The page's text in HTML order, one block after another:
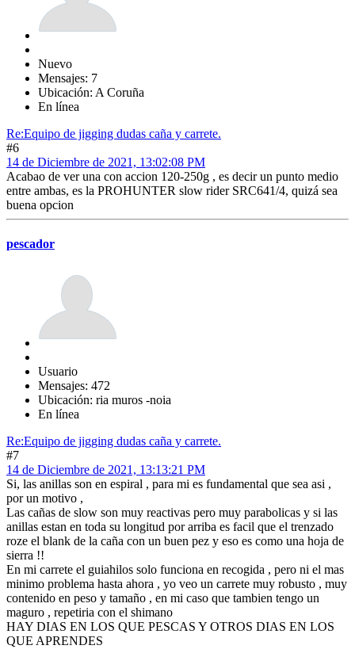
Nuevo
Mensajes: 7
Ubicación: A Coruña
En línea
Re:Equipo de jigging dudas caña y carrete.
#6
14 de Diciembre de 2021, 13:02:08 PM
Acabao de ver una con accion 120-250g , es decir un punto medio
entre ambas, es la PROHUNTER slow rider SRC641/4, quizá sea
buena opcion
pescador
Usuario
Mensajes: 472
Ubicación: ria muros -noia
En línea
Re:Equipo de jigging dudas caña y carrete.
#7
14 de Diciembre de 2021, 13:13:21 PM
Si, las anillas son en espiral , para mi es fundamental que sea asi ,
por un motivo ,
Las cañas de slow son muy reactivas pero muy parabolicas y si las
anillas estan en toda su longitud por arriba es facil que el trenzado
roze el blank de la caña con un buen pez y eso es como una hoja de
sierra !!
En mi carrete el guiahilos solo funciona en recogida , pero ni el mas
minimo problema hasta ahora , yo veo un carrete muy robusto , muy
contenido en peso y tamaño , en mi caso que tambien tengo un
maguro , repetiria con el shimano
HAY DIAS EN LOS QUE PESCAS Y OTROS DIAS EN LOS
QUE APRENDES